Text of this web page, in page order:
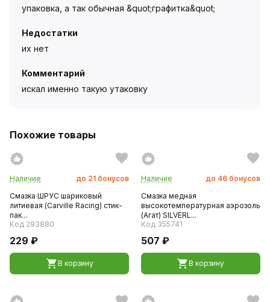
упаковка, а так обычная &quot;графитка&quot;
Недостатки
их нет
Комментарий
искал именно такую утаковку
Похожие товары
Наличие до 21 бонусов
Смазка ШРУС шариковый
литиевая (Carville Racing) стик-
пак...
Код 293880
229 ₽
В корзину
Наличие до 46 бонусов
Смазка медная
высокотемпературная аэрозоль
(Агат) SILVERL...
Код 355741
507 ₽
В корзину